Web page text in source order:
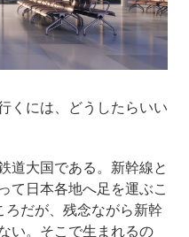
くには、どうしたらいい
道大国である。新幹線と
て日本各地へ足を運ぶこ
だが、残念ながら新幹
い。そこで生まれるの